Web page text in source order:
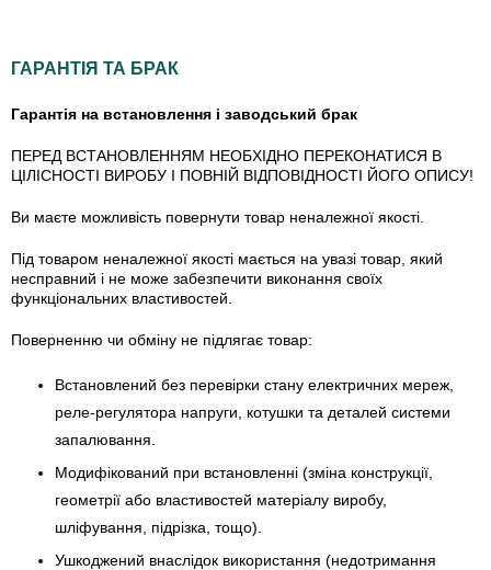
ГАРАНТІЯ ТА БРАК
Гарантія на встановлення і заводський брак
ПЕРЕД ВСТАНОВЛЕННЯМ НЕОБХІДНО ПЕРЕКОНАТИСЯ В
ЦІЛІСНОСТІ ВИРОБУ І ПОВНІЙ ВІДПОВІДНОСТІ ЙОГО ОПИСУ!
Ви маєте можливість повернути товар неналежної якості.
Під товаром неналежної якості мається на увазі товар, який
несправний і не може забезпечити виконання своїх
функціональних властивостей.
Поверненню чи обміну не підлягає товар:
Встановлений без перевірки стану електричних мереж,
реле-регулято­ра напруги, котушки та деталей системи
запалювання.
Модифікований при встановленні (зміна конструкції,
геометрії або властивостей матеріалу виробу,
шліфування, підрізка, тощо).
Ушкоджений внаслідок використання (недотримання